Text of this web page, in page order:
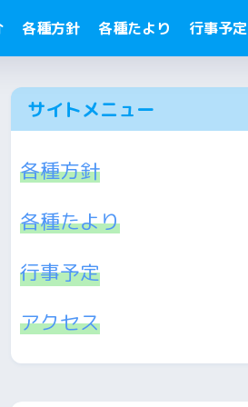
各種方針 各種たより 行事予定
サイトメニュー
各種方針
各種たより
行事予定
アクセス